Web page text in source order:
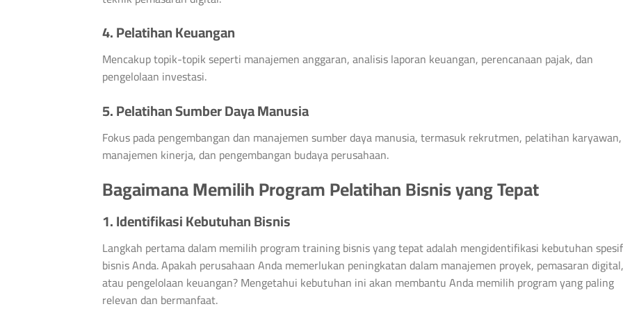
4. Pelatihan Keuangan
Mencakup topik-topik seperti manajemen anggaran, analisis laporan keuangan, perencanaan pajak, dan
pengelolaan investasi.
5. Pelatihan Sumber Daya Manusia
Fokus pada pengembangan dan manajemen sumber daya manusia, termasuk rekrutmen, pelatihan karyawan,
manajemen kinerja, dan pengembangan budaya perusahaan.
Bagaimana Memilih Program Pelatihan Bisnis yang Tepat
1. Identifikasi Kebutuhan Bisnis
Langkah pertama dalam memilih program training bisnis yang tepat adalah mengidentifikasi kebutuhan
bisnis Anda. Apakah perusahaan Anda memerlukan peningkatan dalam manajemen proyek, pemasaran digital,
atau pengelolaan keuangan? Mengetahui kebutuhan ini akan membantu Anda memilih program yang paling
relevan dan bermanfaat.